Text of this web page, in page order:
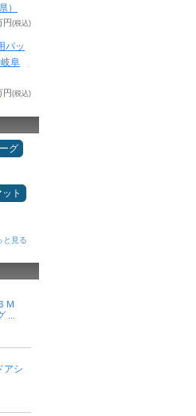
）
円(税込)
パッ
阜
円(税込)
グ
ト
と見る
Ｍ
...
アシ